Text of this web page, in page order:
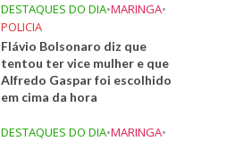
DESTAQUES DO DIA•MARINGA•
POLICIA
Flávio Bolsonaro diz que
tentou ter vice mulher e que
Alfredo Gaspar foi escolhido
em cima da hora
DESTAQUES DO DIA•MARINGA•